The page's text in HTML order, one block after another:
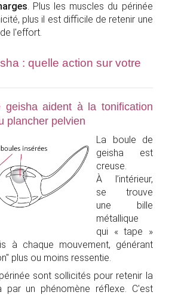
. Plus les muscles du périnée
plus il est difficile de retenir une
l'effort.
: quelle action sur votre
geisha aident à la tonification
plancher pelvien
La boule de
geisha est
creuse.
À l’intérieur,
se trouve
une bille
métallique
qui « tape »
à chaque mouvement, générant
plus ou moins ressentie.
sont sollicités pour retenir la
par un phénomène réflexe. C'est